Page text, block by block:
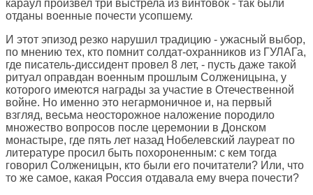
караул произвел три выстрела из винтовок - так были
отданы военные почести усопшему.
И этот эпизод резко нарушил традицию - ужасный выбор,
по мнению тех, кто помнит солдат-охранников из ГУЛАГа,
где писатель-диссидент провел 8 лет, - пусть даже такой
ритуал оправдан военным прошлым Солженицына, у
которого имеются награды за участие в Отечественной
войне. Но именно это негармоничное и, на первый
взгляд, весьма неосторожное наложение породило
множество вопросов после церемонии в Донском
монастыре, где пять лет назад Нобелевский лауреат по
литературе просил быть похороненным: с кем тогда
говорил Солженицын, кто были его почитатели? Или, что
то же самое, какая Россия отдавала ему вчера почести?